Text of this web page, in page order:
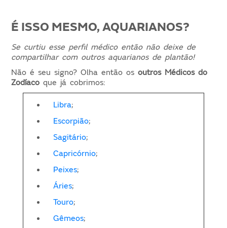
É ISSO MESMO, AQUARIANOS?
Se curtiu esse perfil médico então não deixe de
compartilhar com outros aquarianos de plantão!
Não é seu signo? Olha então osoutros Médicos do
Zodíaco que já cobrimos:
Libra;
Escorpião;
Sagitário;
Capricórnio;
Peixes;
Áries;
Touro;
Gêmeos;